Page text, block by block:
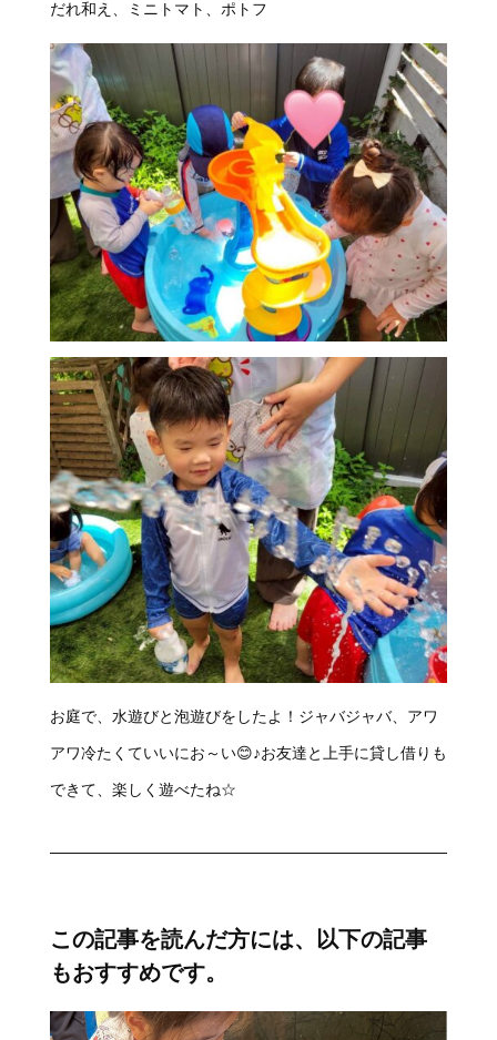
だれ和え、ミニトマト、ポトフ
お庭で、水遊びと泡遊びをしたよ！ジャバジャバ、アワ
アワ冷たくていいにお～い😊♪お友達と上手に貸し借りも
できて、楽しく遊べたね☆
この記事を読んだ方には、以下の記事
もおすすめです。